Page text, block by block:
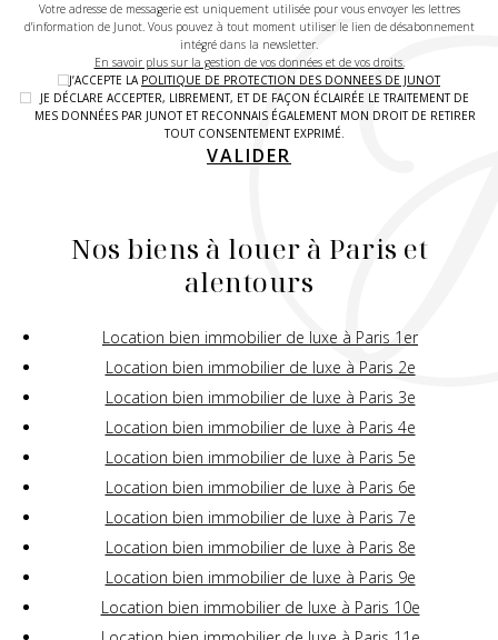
Votre adresse de messagerie est uniquement utilisée pour vous envoyer les lettres
d'information de Junot. Vous pouvez à tout moment utiliser le lien de désabonnement
intégré dans la newsletter.
En savoir plus sur la gestion de vos données et de vos droits.
J’ACCEPTE LA POLITIQUE DE PROTECTION DES DONNEES DE JUNOT
JE DÉCLARE ACCEPTER, LIBREMENT, ET DE FAÇON ÉCLAIRÉE LE TRAITEMENT DE
MES DONNÉES PAR JUNOT ET RECONNAIS ÉGALEMENT MON DROIT DE RETIRER
TOUT CONSENTEMENT EXPRIMÉ.
VALIDER
Nos biens à louer à Paris et
alentours
Location bien immobilier de luxe à Paris 1er
Location bien immobilier de luxe à Paris 2e
Location bien immobilier de luxe à Paris 3e
Location bien immobilier de luxe à Paris 4e
Location bien immobilier de luxe à Paris 5e
Location bien immobilier de luxe à Paris 6e
Location bien immobilier de luxe à Paris 7e
Location bien immobilier de luxe à Paris 8e
Location bien immobilier de luxe à Paris 9e
Location bien immobilier de luxe à Paris 10e